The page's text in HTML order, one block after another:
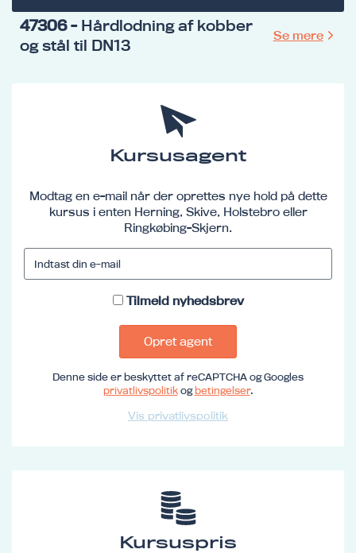
47306- Hårdlodning af kobber
og stål til DN13
Se mere
Kursusagent
Modtag en e-mail når der oprettes nye hold på dette
kursus i enten Herning, Skive, Holstebro eller
Ringkøbing-Skjern.
Tilmeld nyhedsbrev
Opret agent
Denne side er beskyttet af reCAPTCHA og Googles
privatlivspolitikogbetingelser.
Vis privatlivspolitik
Kursuspris